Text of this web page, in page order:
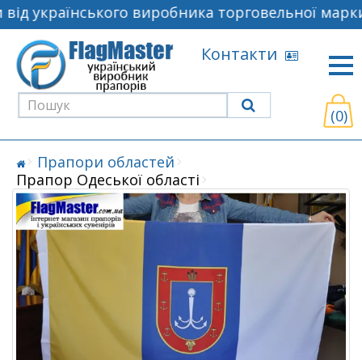
українського виробника торговельної
Контакти
(0)
Прапори областей
Прапор Одеської області